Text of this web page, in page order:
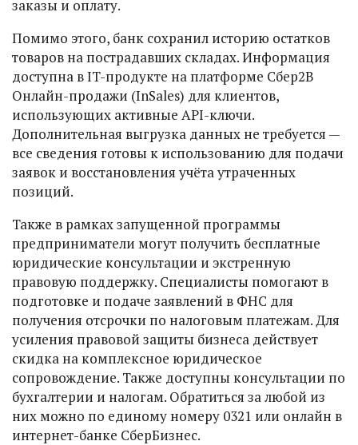
заказы и оплату.
Помимо этого, банк сохранил историю остатков
товаров на пострадавших складах. Информация
доступна в IT-продукте на платформе Сбер2В
Онлайн-продажи (InSales) для клиентов,
использующих активные API-ключи.
Дополнительная выгрузка данных не требуется —
все сведения готовы к использованию для подачи
заявок и восстановления учёта утраченных
позиций.
Также в рамках запущенной программы
предприниматели могут получить бесплатные
юридические консультации и экстренную
правовую поддержку. Специалисты помогают в
подготовке и подаче заявлений в ФНС для
получения отсрочки по налоговым платежам. Для
усиления правовой защиты бизнеса действует
скидка на комплексное юридическое
сопровождение. Также доступны консультации по
бухгалтерии и налогам. Обратиться за любой из
них можно по единому номеру 0321 или онлайн в
интернет-банке СберБизнес.